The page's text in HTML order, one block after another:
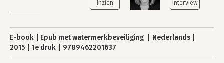
E-book Epub met watermerkbeveiliging
Nederlands
2015
1e druk 9789462201637